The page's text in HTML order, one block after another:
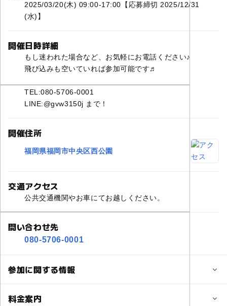
2025/03/20(木) 09:00-17:00【応募締切 2025/12/31
(水)】
開催日時詳細
もし迷われた場合など、お気軽にお電話ください♪
飛び込みも空いていれば参加可能です♬
TEL:080-5706-0001
LINE:@gvw3150j まで！
開催住所
福岡県福岡市中央区西公園
交通アクセス
公共交通機関やお車にてお越しください。
問い合わせ先
080-5706-0001
参加に関する情報
定員
料金案内